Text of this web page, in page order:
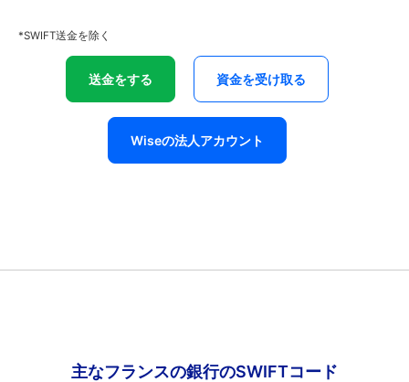
*SWIFT送金を除く
送金をする 資金を受け取る
Wiseの法人アカウント
主なフランスの銀行のSWIFTコード